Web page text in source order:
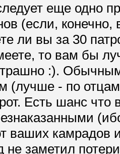
еще одно
(если,
ли вы за 30
то вам бы
:).
(лучше - по
Есть шанс что
ваших камрадов
не заметил